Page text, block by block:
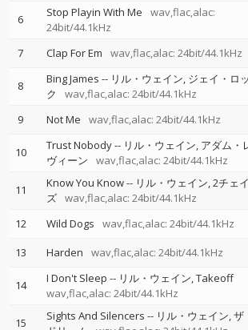
6 Stop Playin With Me
wav,flac,alac:
24bit/44.1kHz
7 Clap For Em wav,flac,alac: 24bit/44.1kHz
8 Bing James -- リル・ウェイン ジェイ・ロッ
ク
wav,flac,alac: 24bit/44.1kHz
9 Not Me wav,flac,alac: 24bit/44.1kHz
10 Trust Nobody-- リル・ウェイン アダム・
ヴィーン
wav,flac,alac: 24bit/44.1kHz
11 Know You Know-- リル・ウェイン 2チェ
ズ wav,flac,alac: 24bit/44.1kHz
12 Wild Dogs wav,flac,alac: 24bit/44.1kHz
13
Harden wav,flac,alac: 24bit/44.1kHz
14 I Don't Sleep -- リル・ウェイン Takeoff
wav,flac,alac: 24bit/44.1kHz
15 Sights And Silencers -- リル・ウェイン ザ